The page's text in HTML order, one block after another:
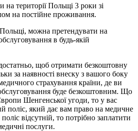
території Польщі 3 роки зі
на постійне проживання.
можна претендувати на
в будь-якій
щоб отримати безкоштовну
за наявності внеску з вашого боку
страхування країни, де ви
буде безкоштовним. Що
Шенгенської угоди, то у вас
поліс, який дає вам право на медичне
відсутній, то потрібно заплатити
послуги.